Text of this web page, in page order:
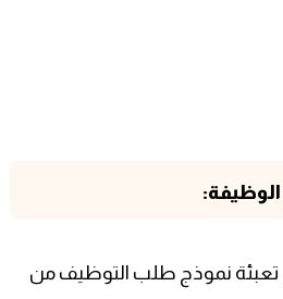
تعبئة نموذج طلب التوظيف من